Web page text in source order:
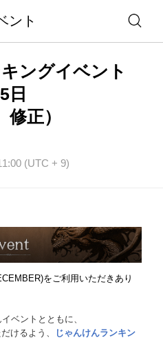
ント
ングイベント
日
正）
(UTC + 9)
をご利用いただきあり
ベントとともに、
けるよう、
じゃんけんランキン